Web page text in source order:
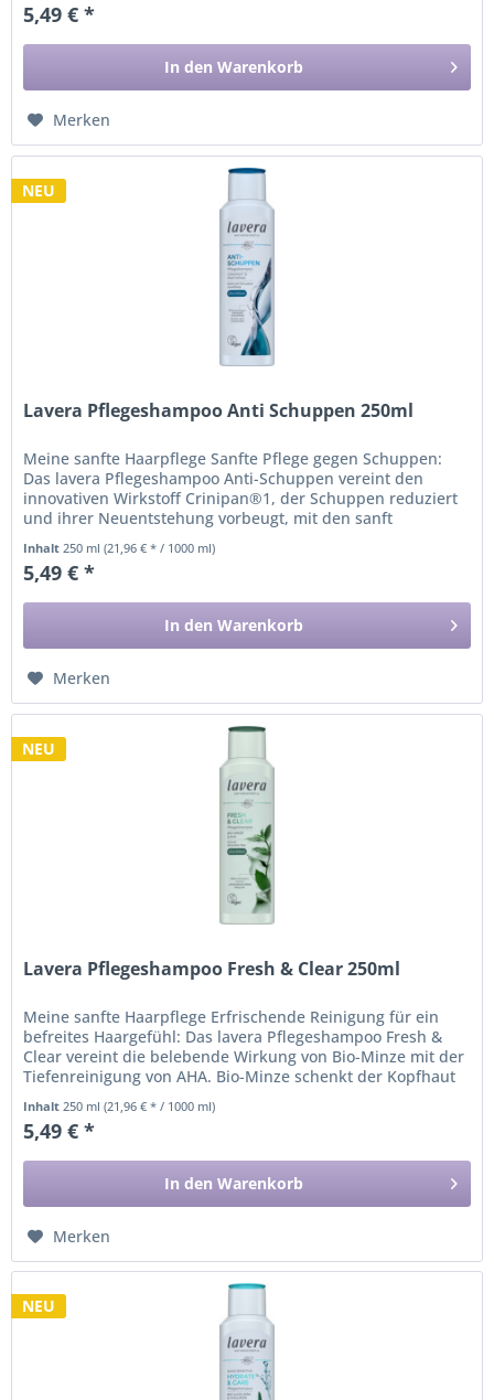
5,49 € *
In den Warenkorb
Merken
NEU
Lavera Pflegeshampoo Anti Schuppen 250ml
Meine sanfte Haarpflege Sanfte Pflege gegen Schuppen:
Das lavera Pflegeshampoo Anti-Schuppen vereint den
innovativen Wirkstoff Crinipan®1, der Schuppen reduziert
und ihrer Neuentstehung vorbeugt, mit den sanft
Inhalt 250 ml(21,96 € * / 1000 ml)
5,49 € *
In den Warenkorb
Merken
NEU
Lavera Pflegeshampoo Fresh & Clear 250ml
Meine sanfte Haarpflege Erfrischende Reinigung für ein
befreites Haargefühl: Das lavera Pflegeshampoo Fresh &
Clear vereint die belebende Wirkung von Bio-Minze mit der
Tiefenreinigung von AHA. Bio-Minze schenkt der Kopfhaut
Inhalt 250 ml(21,96 € * / 1000 ml)
5,49 € *
In den Warenkorb
Merken
NEU